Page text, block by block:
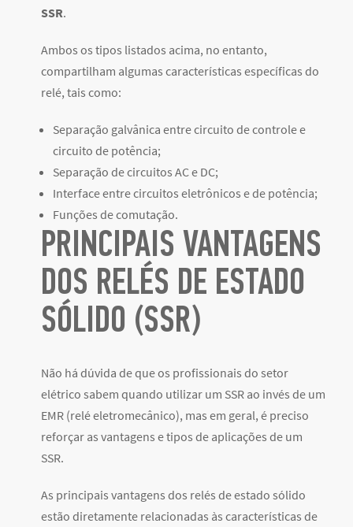
SSR.
Ambos os tipos listados acima, no entanto,
compartilham algumas características específicas do
relé, tais como:
Separação galvânica entre circuito de controle e
circuito de potência;
Separação de circuitos AC e DC;
Interface entre circuitos eletrônicos e de potência;
Funções de comutação.
PRINCIPAIS VANTAGENS
DOS RELÉS DE ESTADO
SÓLIDO (SSR)
Não há dúvida de que os profissionais do setor
elétrico sabem quando utilizar um SSR ao invés de um
EMR (relé eletromecânico), mas em geral, é preciso
reforçar as vantagens e tipos de aplicações de um
SSR.
As principais vantagens dos relés de estado sólido
estão diretamente relacionadas às características de